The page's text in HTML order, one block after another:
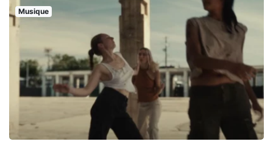
Musique